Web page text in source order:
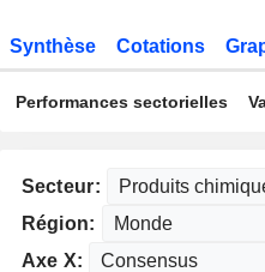
Synthèse Cotations
Performances sectorielles
Secteur:
Région:
Axe X: